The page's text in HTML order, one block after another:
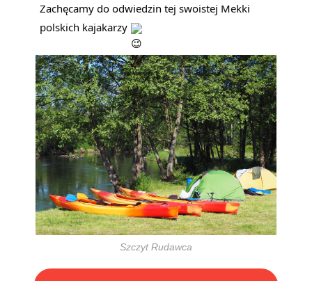
Zachęcamy do odwiedzin tej swoistej Mekki
polskich kajakarzy
Szczyt Rudawca